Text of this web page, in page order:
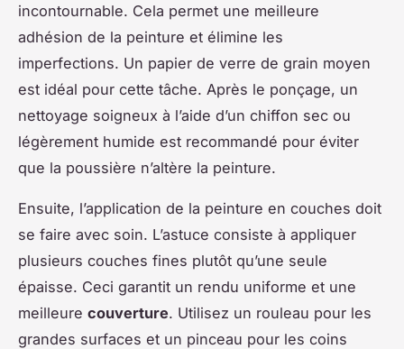
incontournable. Cela permet une meilleure
adhésion de la peinture et élimine les
imperfections. Un papier de verre de grain moyen
est idéal pour cette tâche. Après le ponçage, un
nettoyage soigneux à l’aide d’un chiffon sec ou
légèrement humide est recommandé pour éviter
que la poussière n’altère la peinture.
Ensuite, l’application de la peinture en couches doit
se faire avec soin. L’astuce consiste à appliquer
plusieurs couches fines plutôt qu’une seule
épaisse. Ceci garantit un rendu uniforme et une
meilleure couverture. Utilisez un rouleau pour les
grandes surfaces et un pinceau pour les coins